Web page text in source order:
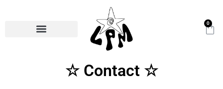
0
☆ Contact ☆